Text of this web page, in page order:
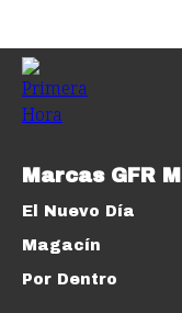
Marcas GFR
El Nuevo Día
Magacín
Por Dentro